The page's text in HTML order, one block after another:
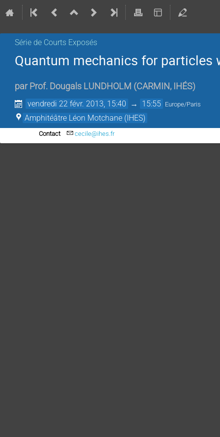
Série de Courts Exposés
Quantum mechanics for
par Prof. Dougals LUNDHOLM (CARMIN, IHÉS)
vendredi 22 févr. 2013, 15:40 → 15:55 Europe/Paris
Amphitéâtre Léon Motchane (IHES)
Contact cecile@ihes.fr